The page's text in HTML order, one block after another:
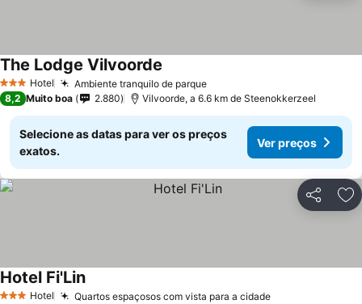
3 EstrelasHotel Ambiente tranquilo de parque
The Lodge Vilvoorde
8,2 Muito boa 2.880 Vilvoorde, a 6.6 km de Steenokkerzeel
Selecione as datas para ver os preços
exatos.
Ver preços
Partilhar
3 EstrelasHotel Quartos espaçosos com vista para a cidade
Hotel Fi'Lin